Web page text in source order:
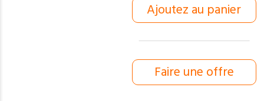
Ajoutez au panier
Faire une offre